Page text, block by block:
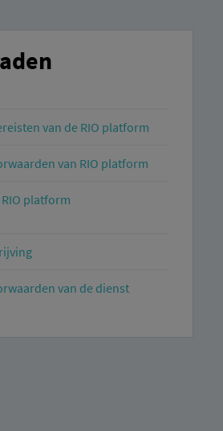
van de RIO platform
van RIO platform
platform
van de dienst